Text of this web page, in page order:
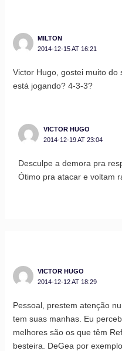
MILTON
2014-12-15 AT 16:21
Victor Hugo, gostei muito do
está jogando? 4-3-3?
VICTOR HUGO
2014-12-19 AT 23:04
Desculpe a demora pra
Ótimo pra atacar e voltam
VICTOR HUGO
2014-12-12 AT 18:29
Pessoal, prestem atenção
tem suas manhas. Eu
melhores são os que têm
besteira. DeGea por